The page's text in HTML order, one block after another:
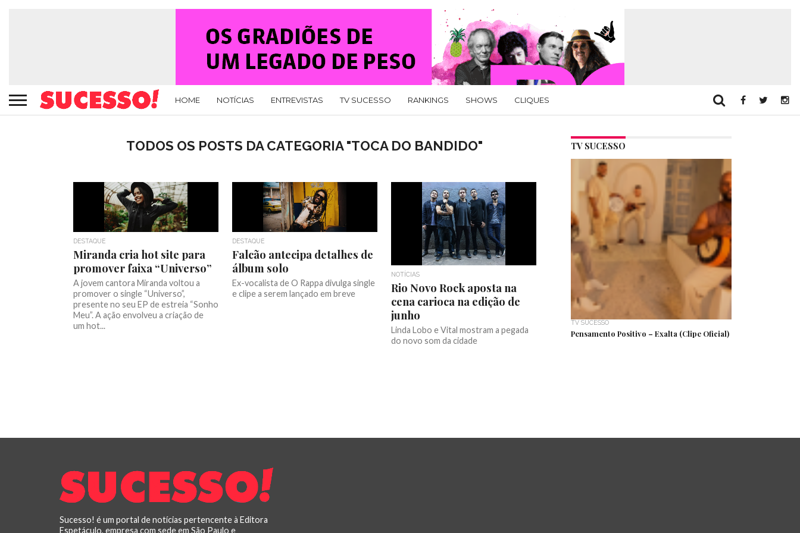
HOME NOTÍCIAS ENTREVISTAS TV SUCESSO RANKINGS SHOWS CLIQUES
TODOS OS POSTS DA CATEGORIA "TOCA DO BANDIDO"
DESTAQUE
Miranda cria hot site para
promover faixa “Universo”
A jovem cantora Miranda voltou a
promover o single “Universo”,
presente no seu EP de estreia “Sonho
Meu”. A ação envolveu a criação de
um hot...
DESTAQUE
Falcão antecipa detalhes de
álbum solo
Ex-vocalista de O Rappa divulga single
e clipe a serem lançado em breve
NOTÍCIAS
Rio Novo Rock aposta na
cena carioca na edição de
junho
Linda Lobo e Vital mostram a pegada
do novo som da cidade
TV SUCESSO
TV SUCESSO
Pensamento Positivo – Exalta (Clipe Oficial)
Sucesso! é um portal de notícias pertencente à Editora
Espetáculo, empresa com sede em São Paulo e